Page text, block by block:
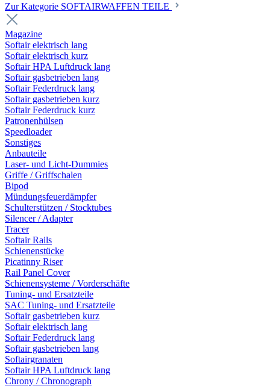
Zur Kategorie SOFTAIRWAFFEN TEILE
Magazine
Softair elektrisch lang
Softair elektrisch kurz
Softair HPA Luftdruck lang
Softair gasbetrieben lang
Softair Federdruck lang
Softair gasbetrieben kurz
Softair Federdruck kurz
Patronenhülsen
Speedloader
Sonstiges
Anbauteile
Laser- und Licht-Dummies
Griffe / Griffschalen
Bipod
Mündungsfeuerdämpfer
Schulterstützen / Stocktubes
Silencer / Adapter
Tracer
Softair Rails
Schienenstücke
Picatinny Riser
Rail Panel Cover
Schienensysteme / Vorderschäfte
Tuning- und Ersatzteile
SAC Tuning- und Ersatzteile
Softair gasbetrieben kurz
Softair elektrisch lang
Softair Federdruck lang
Softair gasbetrieben lang
Softairgranaten
Softair HPA Luftdruck lang
Chrony / Chronograph